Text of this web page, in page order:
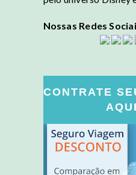
Nossas Redes
CONTRATE
AQUI